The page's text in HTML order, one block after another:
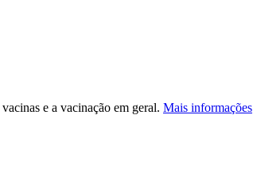
e a vacinação em geral. Mais informações